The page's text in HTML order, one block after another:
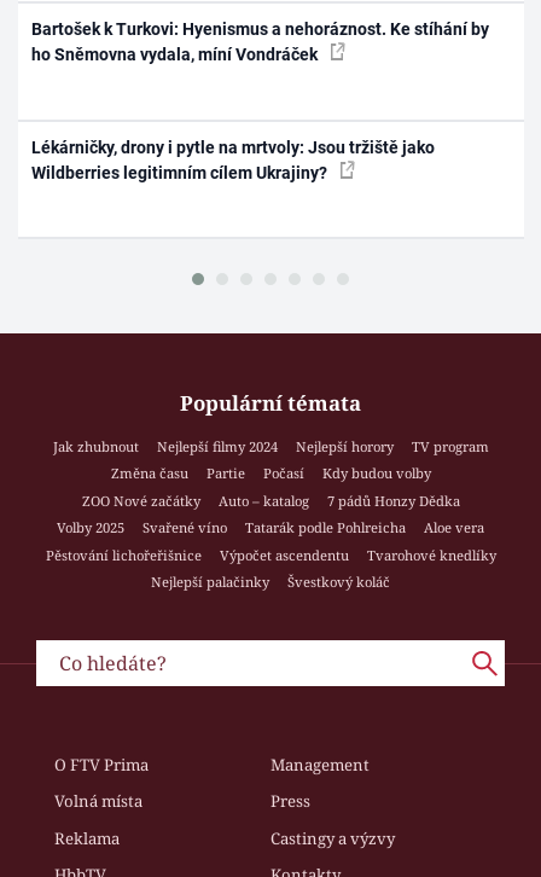
Bartošek k Turkovi: Hyenismus a nehoráznost. Ke stíhání by
ho Sněmovna vydala, míní Vondráček
Lékárničky, drony i pytle na mrtvoly: Jsou tržiště jako
Wildberries legitimním cílem Ukrajiny?
Populární témata
Jak zhubnout Nejlepší filmy 2024 Nejlepší horory
TV program
Změna času
Partie Počasí
Kdy budou volby
ZOO Nové začátky
Auto – katalog
7 pádů Honzy Dědka
Volby 2025
Svařené víno Tatarák podle Pohlreicha
Aloe vera
Pěstování lichořeřišnice
Výpočet ascendentu
Tvarohové knedlíky
Nejlepší palačinky
Švestkový koláč
O FTV Prima
Management
Volná místa
Press
Reklama
Castingy a výzvy